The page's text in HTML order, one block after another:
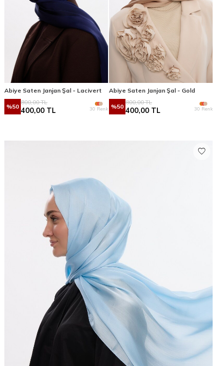
Abiye Saten Janjan Şal - Lacivert
%50
800,00TL
400,00 TL 30 Renk
Abiye Saten Janjan Şal - Gold
%50
800,00TL
400,00 TL 30 Renk